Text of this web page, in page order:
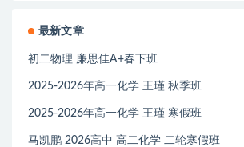
最新文章
初二物理 廉思佳A+春下班
2025-2026年高一化学 王瑾 秋季班
2025-2026年高一化学 王瑾 寒假班
马凯鹏 2026高中 高二化学 二轮寒假班